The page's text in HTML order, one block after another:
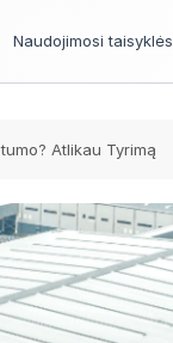
Naudojimosi taisyklės
Atlikau Tyrimą